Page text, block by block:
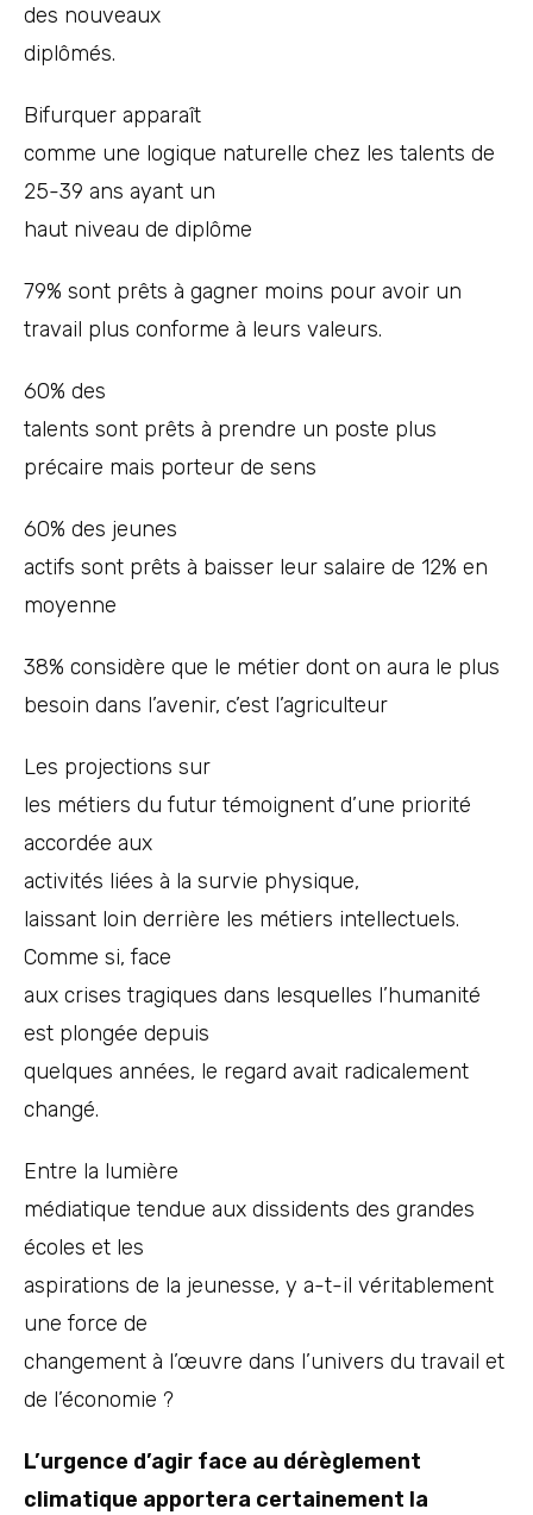
des nouveaux
diplômés.
Bifurquer apparaît
comme une logique naturelle chez les talents de
25-39 ans ayant un
haut niveau de diplôme
79% sont prêts à gagner moins pour avoir un
travail plus conforme à leurs valeurs.
60% des
talents sont prêts à prendre un poste plus
précaire mais porteur de sens
60% des jeunes
actifs sont prêts à baisser leur salaire de 12% en
moyenne
38% considère que le métier dont on aura le plus
besoin dans l’avenir, c’est l’agriculteur
Les projections sur
les métiers du futur témoignent d’une priorité
accordée aux
activités liées à la survie physique,
laissant loin derrière les métiers intellectuels.
Comme si, face
aux crises tragiques dans lesquelles l’humanité
est plongée depuis
quelques années, le regard avait radicalement
changé.
Entre la lumière
médiatique tendue aux dissidents des grandes
écoles et les
aspirations de la jeunesse, y a-t-il véritablement
une force de
changement à l’œuvre dans l’univers du travail et
de l’économie ?
L’urgence d’agir face au dérèglement
climatique apportera certainement la